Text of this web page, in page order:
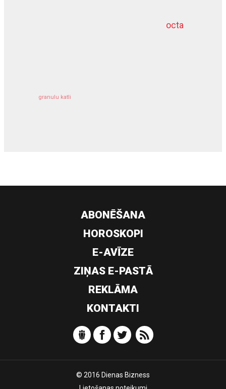
octa
granulu katli
dziļurbums
ABONĒŠANA
HOROSKOPI
E-AVĪZE
ZIŅAS E-PASTĀ
REKLĀMA
KONTAKTI
© 2016 Dienas Bizness